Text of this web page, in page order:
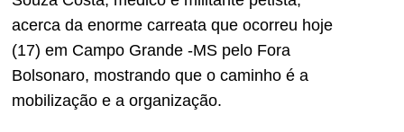
acerca da enorme carreata que ocorreu hoje
(17) em Campo Grande -MS pelo Fora
Bolsonaro, mostrando que o caminho é a
mobilização e a organização.